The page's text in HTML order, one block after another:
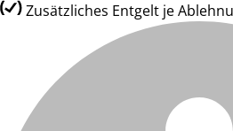
Zusätzliches Entgelt je